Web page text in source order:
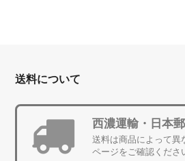
送料について
西濃運輸・日本
送料は商品によって異
ページをご確認くださ